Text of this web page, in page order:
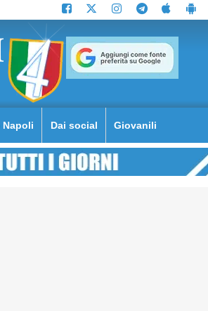
Napoli Dai social Giovanili